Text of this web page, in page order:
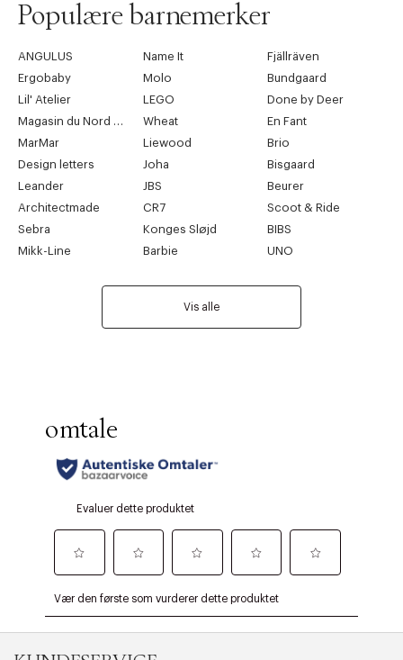
Populære barnemerker
ANGULUS Name It
Fjällräven
Ergobaby
Molo
Bundgaard
Lil' Atelier
LEGO
Done by Deer
Wheat
En Fant
MarMar
Liewood
Brio
Design letters
Joha
Bisgaard
Leander
JBS
Beurer
Architectmade
CR7
Scoot & Ride
Sebra
Konges Sløjd
BIBS
Mikk-Line
Barbie UNO
Vis alle